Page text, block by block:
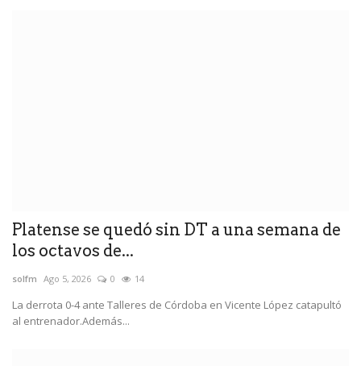
Platense se quedó sin DT a una semana de
los octavos de...
solfm Ago 5, 2026 0 14
La derrota 0-4 ante Talleres de Córdoba en Vicente López catapultó
al entrenador.Además...